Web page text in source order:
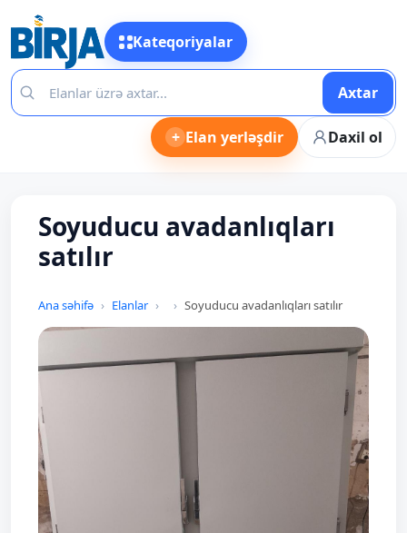
Kateqoriyalar
Axtar
+ Elan yerləşdir Daxil ol
Soyuducu avadanlıqları
satılır
Ana səhifə Elanlar Soyuducu avadanlıqları satılır